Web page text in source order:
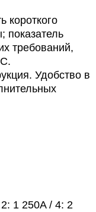
короткого
показатель
требований,
Удобство в
1 250A / 4: 2